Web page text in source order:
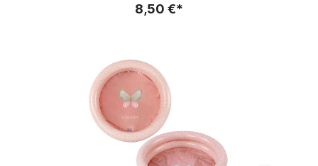
8,50 €*